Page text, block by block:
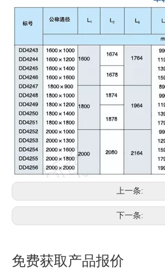
上一条:
下一条:
免费获取产品报价